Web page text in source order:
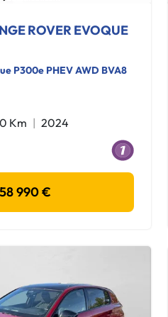
ROVER EVOQUE
P300e PHEV AWD BVA8
Km
2024
58 990 €